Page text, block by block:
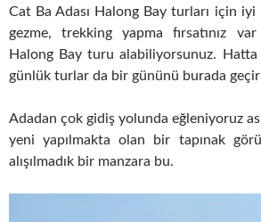
Cat Ba Adası Halong Bay turları için iyi
gezme, trekking yapma fırsatınız
Halong Bay turu alabiliyorsunuz. Hatta
günlük turlar da bir gününü burada
Adadan çok gidiş yolunda eğleniyoruz
yeni yapılmakta olan bir tapınak
alışılmadık bir manzara bu.